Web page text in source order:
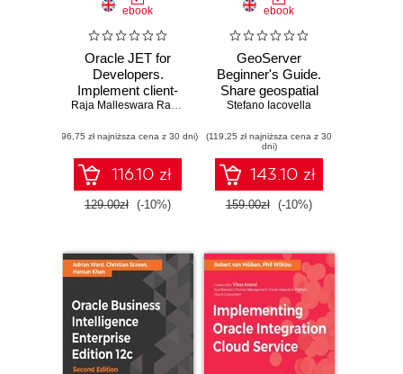
ebook
Oracle JET for
Developers.
Implement client-
side JavaScript
enterprise Oracle
applications
Raja Malleswara Rao Malleswara Rao Pattamsetti
(96,75 zł najniższa cena z 30 dni)
116.10 zł
129.00zł (-10%)
ebook
GeoServer
Beginner's Guide.
Share geospatial
data using Open
Second Edition
Stefano Iacovella
(119,25 zł najniższa cena z 30
dni)
143.10 zł
159.00zł (-10%)